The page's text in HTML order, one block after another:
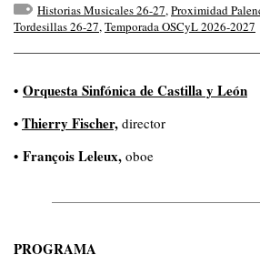
Historias Musicales 26-27,Proximidad
Tordesillas 26-27,Temporada OSCyL 2026-2027
• Orquesta Sinfónica de Castilla y León
•Thierry Fischer, director
• François Leleux, oboe
PROGRAMA